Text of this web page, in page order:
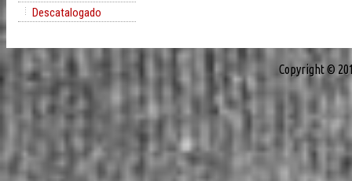
Descatalogado
Copyright ©